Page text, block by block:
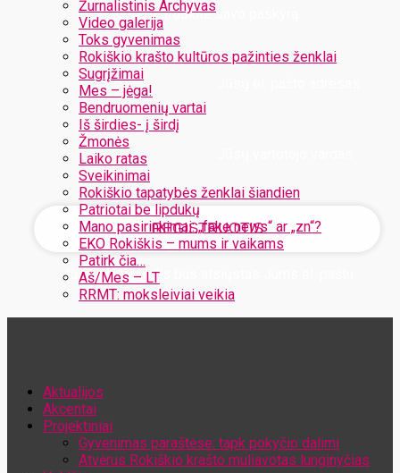
Žurnalistinis Archyvas
Video galerija
Toks gyvenimas
Rokiškio krašto kultūros pažinties ženklai
Sugrįžimai
Mes – jėga!
Bendruomenių vartai
Iš širdies- į širdį
Žmonės
Laiko ratas
Sveikinimai
Rokiškio tapatybės ženklai šiandien
Patriotai be lipdukų
Mano pasirinkimai: „fake news“ ar „zn“?
EKO Rokiškis – mums ir vaikams
Patirk čia…
Aš/Mes – LT
RRMT: moksleiviai veikia
Užregistruokite savo paskyrą
Jūsų slaptažodis bus atsiųstas Jums el. paštu
Aktualijos
Akcentai
Projektiniai
Gyvenimas paraštėse: tapk pokyčio dalimi
Atvėrus Rokiškio krašto muliavotas lunginyčias